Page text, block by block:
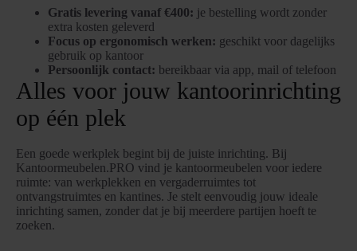
Gratis levering vanaf €400: je bestelling wordt zonder
extra kosten geleverd
Focus op ergonomisch werken: geschikt voor dagelijks
gebruik op kantoor
Persoonlijk contact: bereikbaar via app, mail of telefoon
Alles voor jouw kantoorinrichting
op één plek
Een goede werkplek begint bij de juiste inrichting. Bij
Kantoormeubelen.PRO vind je kantoormeubelen voor iedere
ruimte: van werkplekken en vergaderruimtes tot
ontvangstruimtes en kantines. Je stelt eenvoudig jouw ideale
inrichting samen, zonder dat je bij meerdere partijen hoeft te
zoeken.